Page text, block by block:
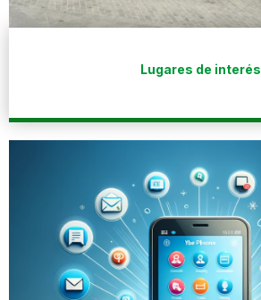
Lugares de interés